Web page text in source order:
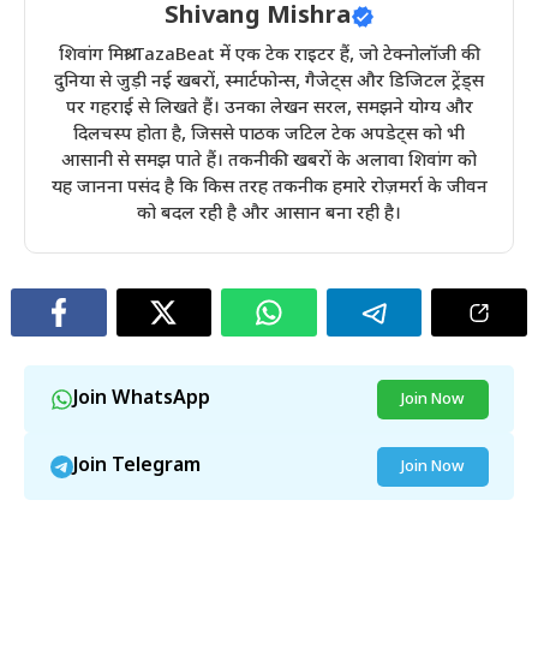
Shivang Mishra
शिवांग मिश्रा TazaBeat में एक टेक राइटर हैं, जो टेक्नोलॉजी की
दुनिया से जुड़ी नई खबरों, स्मार्टफोन्स, गैजेट्स और डिजिटल ट्रेंड्स
पर गहराई से लिखते हैं। उनका लेखन सरल, समझने योग्य और
दिलचस्प होता है, जिससे पाठक जटिल टेक अपडेट्स को भी
आसानी से समझ पाते हैं। तकनीकी खबरों के अलावा शिवांग को
यह जानना पसंद है कि किस तरह तकनीक हमारे रोज़मर्रा के जीवन
को बदल रही है और आसान बना रही है।
Join WhatsApp Join Now
Join Telegram Join Now